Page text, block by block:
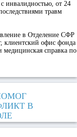
инвалидностью, от 24
травм
в Отделение СФР
клиентский офис фонда
справка по
В